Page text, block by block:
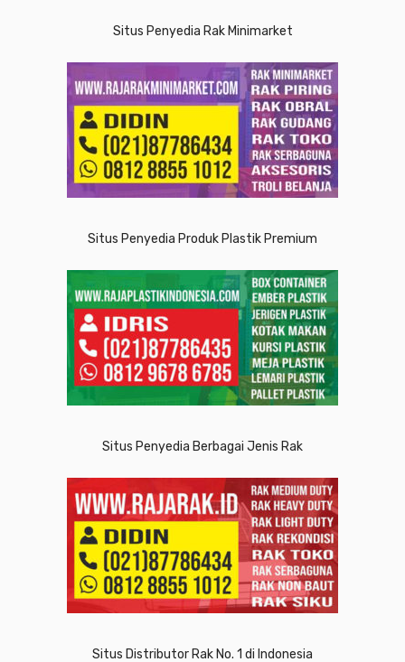
Situs Penyedia Rak Minimarket
Situs Penyedia Produk Plastik Premium
Situs Penyedia Berbagai Jenis Rak
Situs Distributor Rak No. 1 di Indonesia